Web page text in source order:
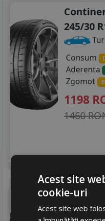
245/30
Consum
Aderenta
Zgomot B
1198
1460
Pirelli
245/30
Acest site
cookie-uri
Acest site web